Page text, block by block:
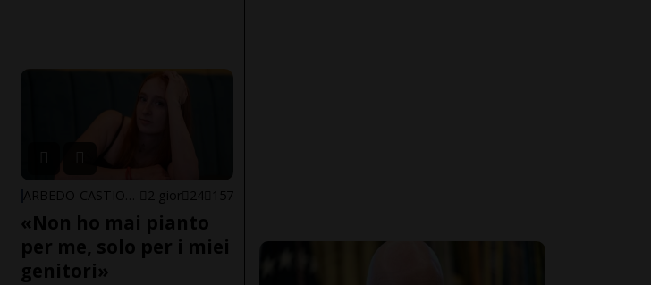
2 gior 24 157
«Non ho mai pianto
per me, solo per i miei
genitori»